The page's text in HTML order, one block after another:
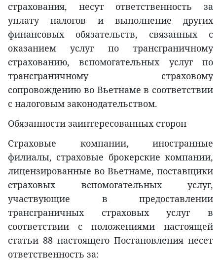
страхования, несут ответственность за
уплату налогов и выполнение других
финансовых обязательств, связанных с
оказанием услуг по трансграничному
страхованию, вспомогательных услуг по
трансграничному страховому
сопровождению во Вьетнаме в соответствии
с налоговым законодательством.
Обязанности заинтересованных сторон
Страховые компании, иностранные
филиалы, страховые брокерские компании,
лицензированные во Вьетнаме, поставщики
страховых вспомогательных услуг,
участвующие в предоставлении
трансграничных страховых услуг в
соответствии с положениями настоящей
статьи 88 настоящего Постановления несет
ответственность за: